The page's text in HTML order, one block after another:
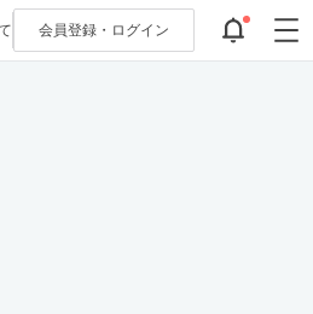
会員登録・ ログイン